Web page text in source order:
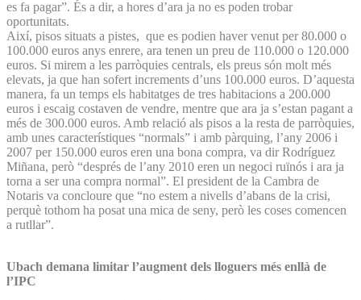
es fa pagar”. És a dir, a hores d’ara ja no es poden trobar
oportunitats.
Així, pisos situats a pistes, que es podien haver venut per 80.000 o
100.000 euros anys enrere, ara tenen un preu de 110.000 o 120.000
euros. Si mirem a les parròquies centrals, els preus són molt més
elevats, ja que han sofert increments d’uns 100.000 euros. D’aquesta
manera, fa un temps els habitatges de tres habitacions a 200.000
euros i escaig costaven de vendre, mentre que ara ja s’estan pagant a
més de 300.000 euros. Amb relació als pisos a la resta de parròquies,
amb unes característiques “normals” i amb pàrquing, l’any 2006 i
2007 per 150.000 euros eren una bona compra, va dir Rodríguez
Miñana, però “després de l’any 2010 eren un negoci ruïnós i ara ja
torna a ser una compra normal”. El president de la Cambra de
Notaris va concloure que “no estem a nivells d’abans de la crisi,
perquè tothom ha posat una mica de seny, però les coses comencen
a rutllar”.
Ubach demana limitar l’augment dels lloguers més enllà de
l’IPC